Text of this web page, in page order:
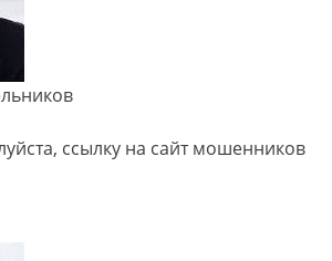
ссылку на сайт мошенников